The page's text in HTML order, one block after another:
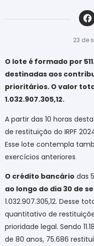
23 de
O lote é formado por
destinadas aos
prioritários. O valor
1.032.907.305,12.
A partir das 10 horas
de restituição do IRPF
Esse lote contempla
exercícios anteriores
O crédito bancário das
ao longo do dia 30 de
1.032.907.305,12. Desse
quantitativo de
prioridade legal. Sendo
de 80 anos, 75.686